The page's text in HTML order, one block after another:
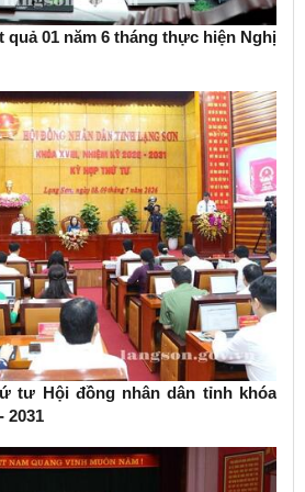
quả 01 năm 6 tháng thực hiện Nghị
tư Hội đồng nhân dân tỉnh khóa
2031